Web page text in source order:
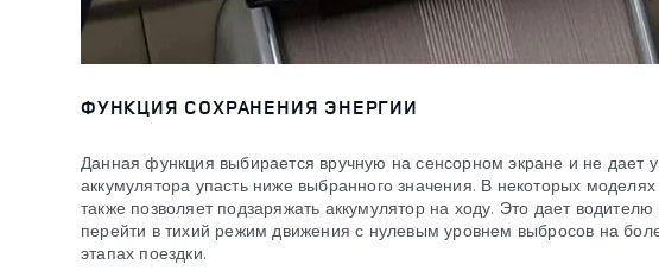
ФУНКЦИЯ СОХРАНЕНИЯ ЭНЕРГИИ
Данная функция выбирается вручную на сенсорном экране и не дает
аккумулятора упасть ниже выбранного значения. В некоторых
также позволяет подзаряжать аккумулятор на ходу. Это дает
перейти в тихий режим движения с нулевым уровнем выбросов на
этапах поездки.